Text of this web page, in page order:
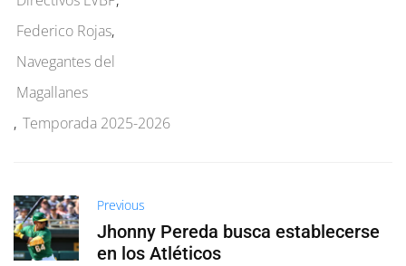
Federico Rojas,
Navegantes del
Magallanes
, Temporada 2025-2026
Previous
Jhonny Pereda busca establecerse
en los Atléticos